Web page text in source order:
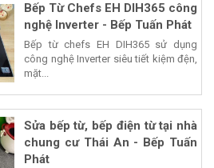
Bếp Từ Chefs EH DIH365 công
nghệ Inverter - Bếp Tuấn Phát
Bếp từ chefs EH DIH365 sử dụng
công nghệ Inverter siêu tiết kiệm đện,
mặt...
Sửa bếp từ, bếp điện từ tại nhà
chung cư Thái An - Bếp Tuấn
Phát